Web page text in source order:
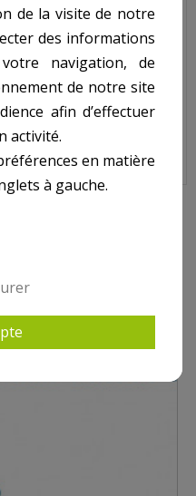
Joint torique de purgeur
de la visite de notre
des informations
navigation, de
de notre site
afin d’effectuer
activité.
en matière
à gauche.